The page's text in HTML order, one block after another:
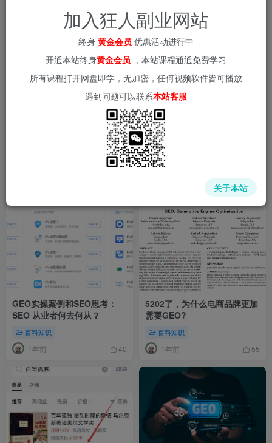
GEO实操案例和SEO思考：
SEO 从业者何去何从？
百科知识
1年前 40
5202了，为什么电商品牌更加
需要GEO?
百科知识
1年前 55
加入狂人副业网站
终身 黄金会员 优惠活动进行中
开通本站终身黄金会员 ，本站课程通通免费学习
所有课程打开网盘即学，无加密，任何视频软件皆可播放
遇到问题可以联系本站客服
关于本站